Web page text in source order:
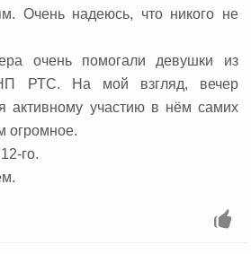
Очень надеюсь, что никого не
очень помогали девушки из
РТС. На мой взгляд, вечер
активному участию в нём самих
огромное.
го.